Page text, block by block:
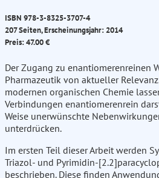
ISBN 978-3-8325-3707-4
207 Seiten, Erscheinungsjahr: 2014
Preis: 47.00 €
Der Zugang zu enantiomerenreinen
Pharmazeutik von aktueller
modernen organischen Chemie
Verbindungen enantiomerenrein
Weise unerwünschte
unterdrücken.
Im ersten Teil dieser Arbeit werden
Triazol- und Pyrimidin-
beschrieben. Diese finden